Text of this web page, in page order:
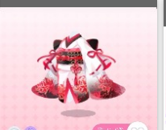
ため不要な木の実などをご準備いただけ